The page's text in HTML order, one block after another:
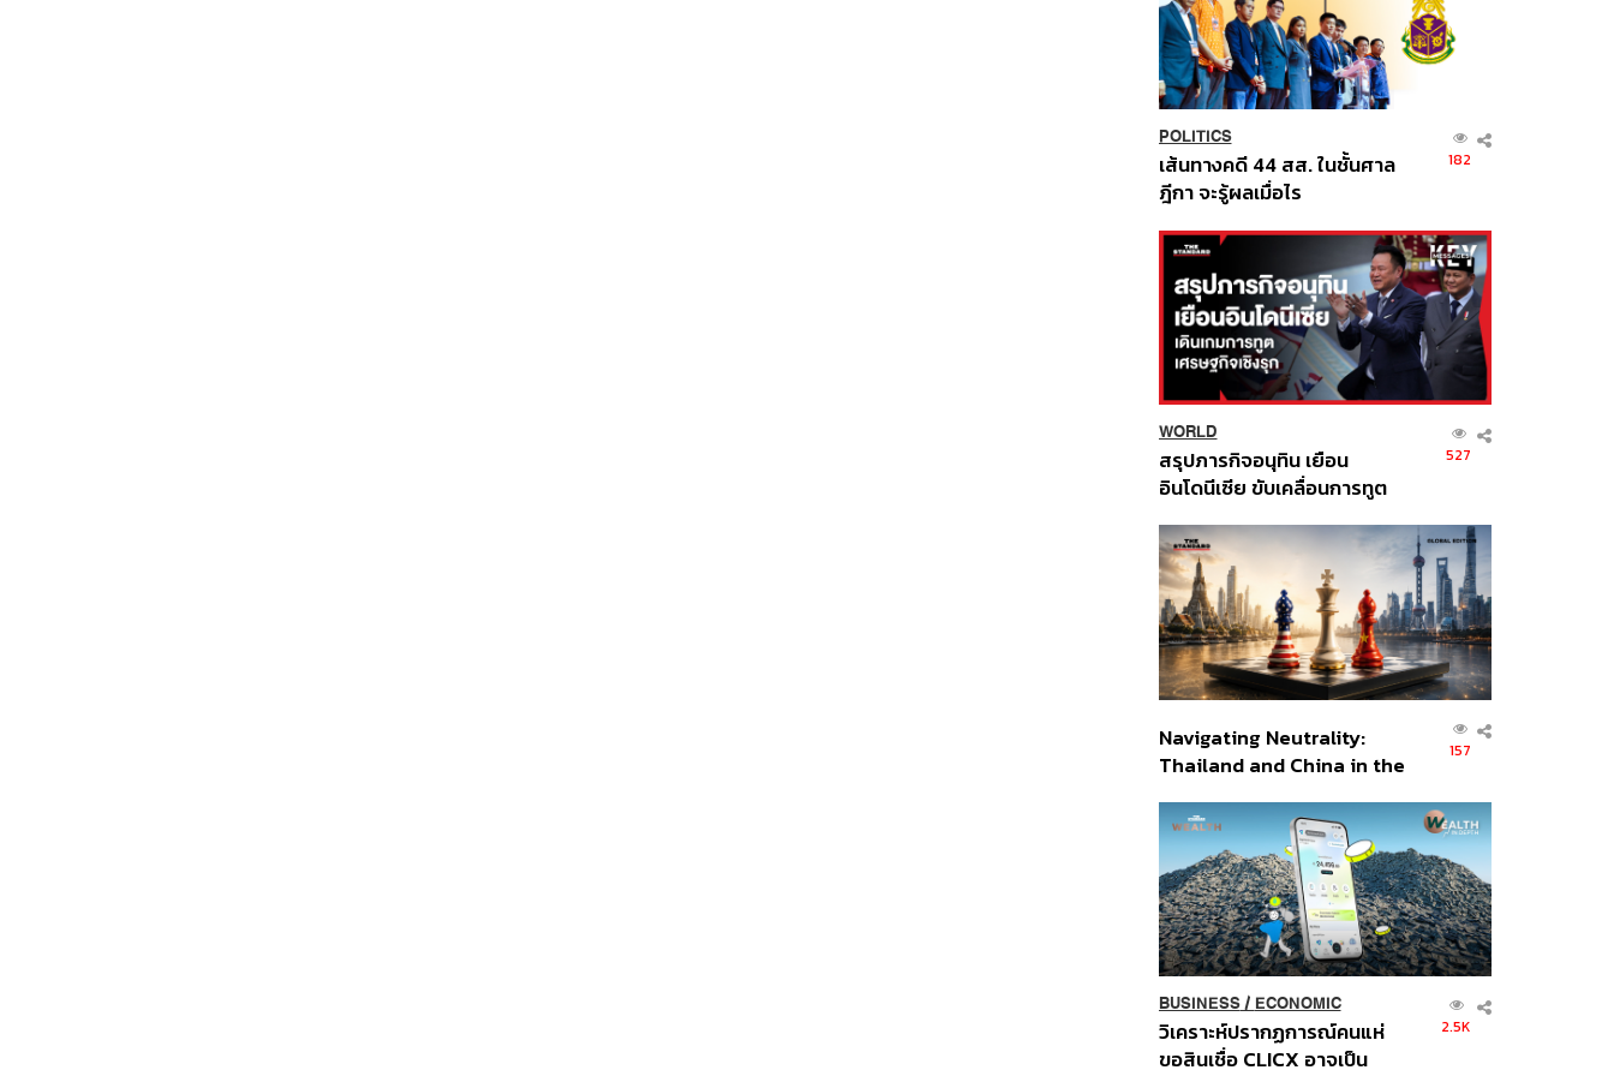
POLITICS
เส้นทางคดี 44 สส. ในชั้นศาล
ฎีกา จะรู้ผลเมื่อไร
182
WORLD
สรุปภารกิจอนุทิน เยือน
อินโดนีเซีย ขับเคลื่อนการทูต
ส่วนยุทธศาสตร์ไทย –
อินโดนีเซีย
527
Navigating Neutrality:
Thailand and China in the
Order
157
BUSINESS/ ECONOMIC
วิเคราะห์ปรากฏการณ์คนแห่
ขอสินเชื่อ CLICX อาจเป็น
2.5K